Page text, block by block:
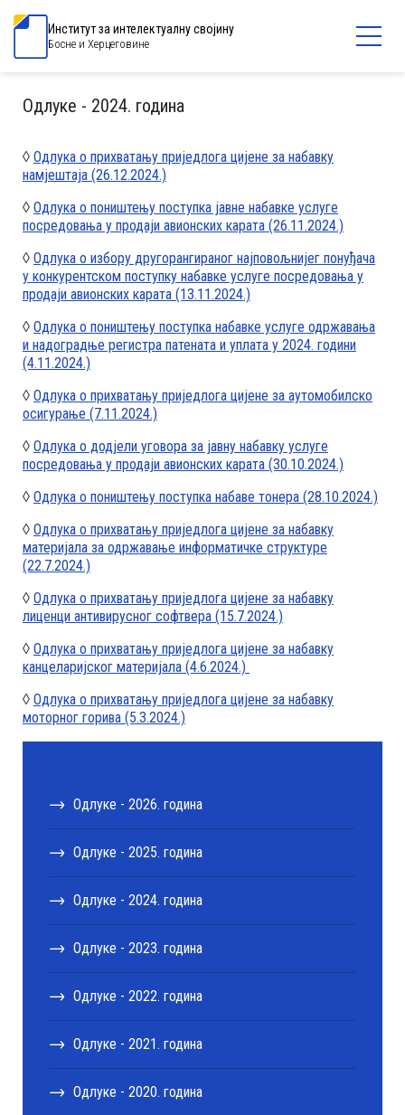
Институт за интелектуалну својину
Босне и Херцеговине
Одлуке - 2024. година
◊ Одлука о прихватању приједлога цијене за набавку
намјештаја (26.12.2024.)
◊ Одлука о поништењу поступка јавне набавке услуге
посредовања у продаји авионских карата (26.11.2024.)
◊ Одлука о избору другорангираног најповољнијег понуђача
у конкурентском поступку набавке услуге посредовања у
продаји авионских карата (13.11.2024.)
◊ Одлука о поништењу поступка набавке услуге одржавања
и надоградње регистра патената и уплата у 2024. години
(4.11.2024.)
◊ Одлука о прихватању приједлога цијене за аутомобилско
осигурање (7.11.2024.)
◊ Одлука о додјели уговора за јавну набавку услуге
посредовања у продаји авионских карата (30.10.2024.)
◊ Одлука о поништењу поступка набаве тонера (28.10.2024.)
◊ Одлука о прихватању приједлога цијене за набавку
материјала за одржавање информатичке структуре
(22.7.2024.)
◊ Одлука о прихватању приједлога цијене за набавку
лиценци антивирусног софтвера (15.7.2024.)
◊ Одлука о прихватању приједлога цијене за набавку
канцеларијског материјала (4.6.2024.)
◊ Одлука о прихватању приједлога цијене за набавку
моторног горива (5.3.2024.)
Одлуке - 2026. година
Одлуке - 2025. година
Одлуке - 2024. година
Одлуке - 2023. година
Одлуке - 2022. година
Одлуке - 2021. година
Одлуке - 2020. година